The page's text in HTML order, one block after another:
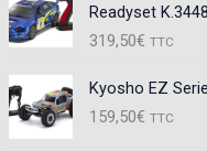
Readyset
319,50€ TTC
Kyosho EZ
159,50€ TTC